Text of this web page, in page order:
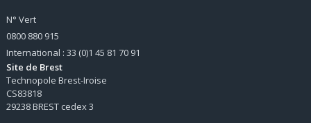
N° Vert
0800 880 915
International : 33 (0)1 45 81 70 91
Site de Brest
Technopole Brest-Iroise
CS83818
29238 BREST cedex 3